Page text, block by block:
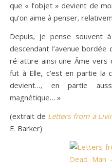
que « l’objet » devient de
qu’on aime à penser,
Depuis, je pense souvent
descendant l’avenue bordée
ré-attire ainsi une Âme
fut à Elle, c’est en partie la
devient…, en partie
magnétique… »
(extrait de Letters from a
E. Barker)